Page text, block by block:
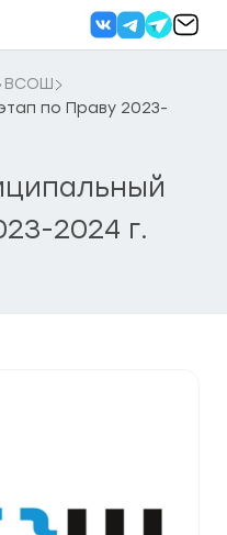
ВСОШ
по Праву 2023-
2024 г.